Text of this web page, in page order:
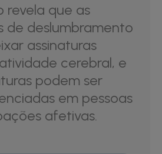
revela que as
de deslumbramento
assinaturas
cerebral, e
podem ser
em pessoas
afetivas.